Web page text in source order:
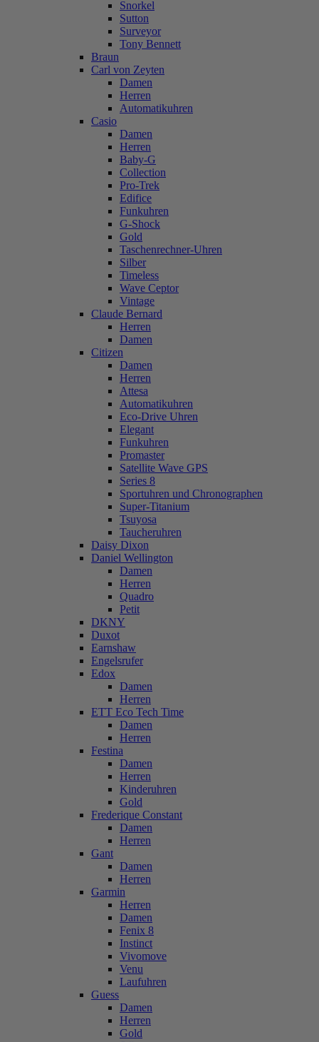
Snorkel
Sutton
Surveyor
Tony Bennett
Braun
Carl von Zeyten
Damen
Herren
Automatikuhren
Casio
Damen
Herren
Baby-G
Collection
Pro-Trek
Edifice
Funkuhren
G-Shock
Gold
Taschenrechner-Uhren
Silber
Timeless
Wave Ceptor
Vintage
Claude Bernard
Herren
Damen
Citizen
Damen
Herren
Attesa
Automatikuhren
Eco-Drive Uhren
Elegant
Funkuhren
Promaster
Satellite Wave GPS
Series 8
Sportuhren und Chronographen
Super-Titanium
Tsuyosa
Taucheruhren
Daisy Dixon
Daniel Wellington
Damen
Herren
Quadro
Petit
DKNY
Duxot
Earnshaw
Engelsrufer
Edox
Damen
Herren
ETT Eco Tech Time
Damen
Herren
Festina
Damen
Herren
Kinderuhren
Gold
Frederique Constant
Damen
Herren
Gant
Damen
Herren
Garmin
Herren
Damen
Fenix 8
Instinct
Vivomove
Venu
Laufuhren
Guess
Damen
Herren
Gold